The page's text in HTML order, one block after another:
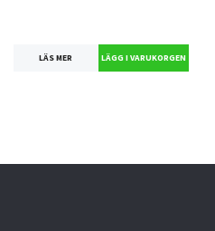
LÄS MER